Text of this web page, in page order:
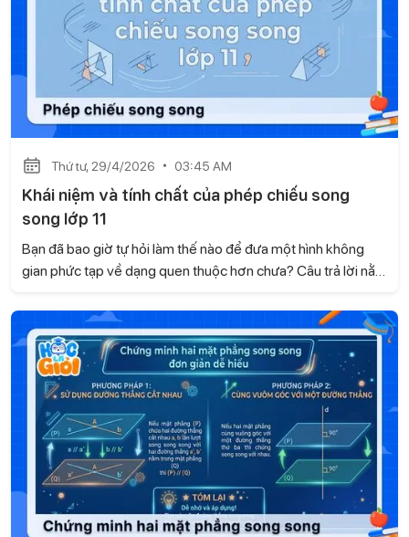
Thứ tư, 29/4/2026 03:45 AM
Khái niệm và tính chất của phép chiếu song
song lớp 11
Bạn đã bao giờ tự hỏi làm thế nào để đưa một hình không
gian phức tạp về dạng quen thuộc hơn chưa? Câu trả lời nằm
chương trình Toán 11. Khi nắm vững phần kiến thức này, bạn
sẽ xử lý bài tập nhanh và chính xác hơn. Hãy cùng Gia sư
Học là Giỏi tìm hiểu khái niệm và các tính chất cơ bản ngay
sau đây.